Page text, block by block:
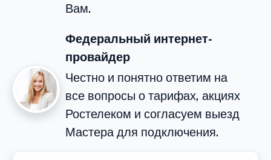
Вам.
Федеральный интернет-
провайдер
Честно и понятно ответим на
все вопросы о тарифах, акциях
Ростелеком и согласуем выезд
Мастера для подключения.